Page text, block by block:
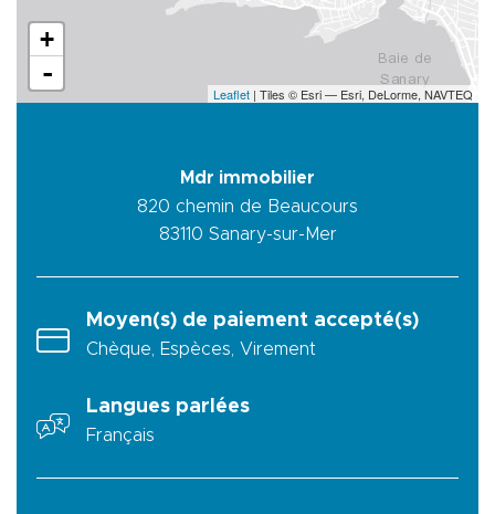
+
-
Leaflet | Tiles © Esri — Esri, DeLorme, NAVTEQ
Mdr immobilier
820 chemin de Beaucours
83110 Sanary-sur-Mer
Moyen(s) de paiement accepté(s)
Chèque, Espèces, Virement
Langues parlées
Français